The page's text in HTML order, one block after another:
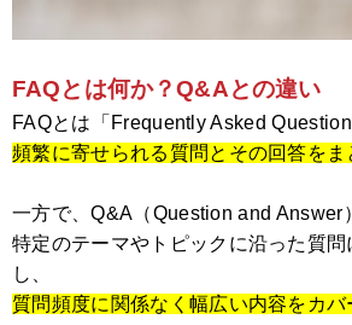
FAQとは何か？Q&Aとの違い
FAQとは「Frequently Asked
頻繁に寄せられる質問とその回答をま
一方で、Q&A（Question and Answer
特定のテーマやトピックに沿った質
し、
質問頻度に関係なく幅広い内容をカ